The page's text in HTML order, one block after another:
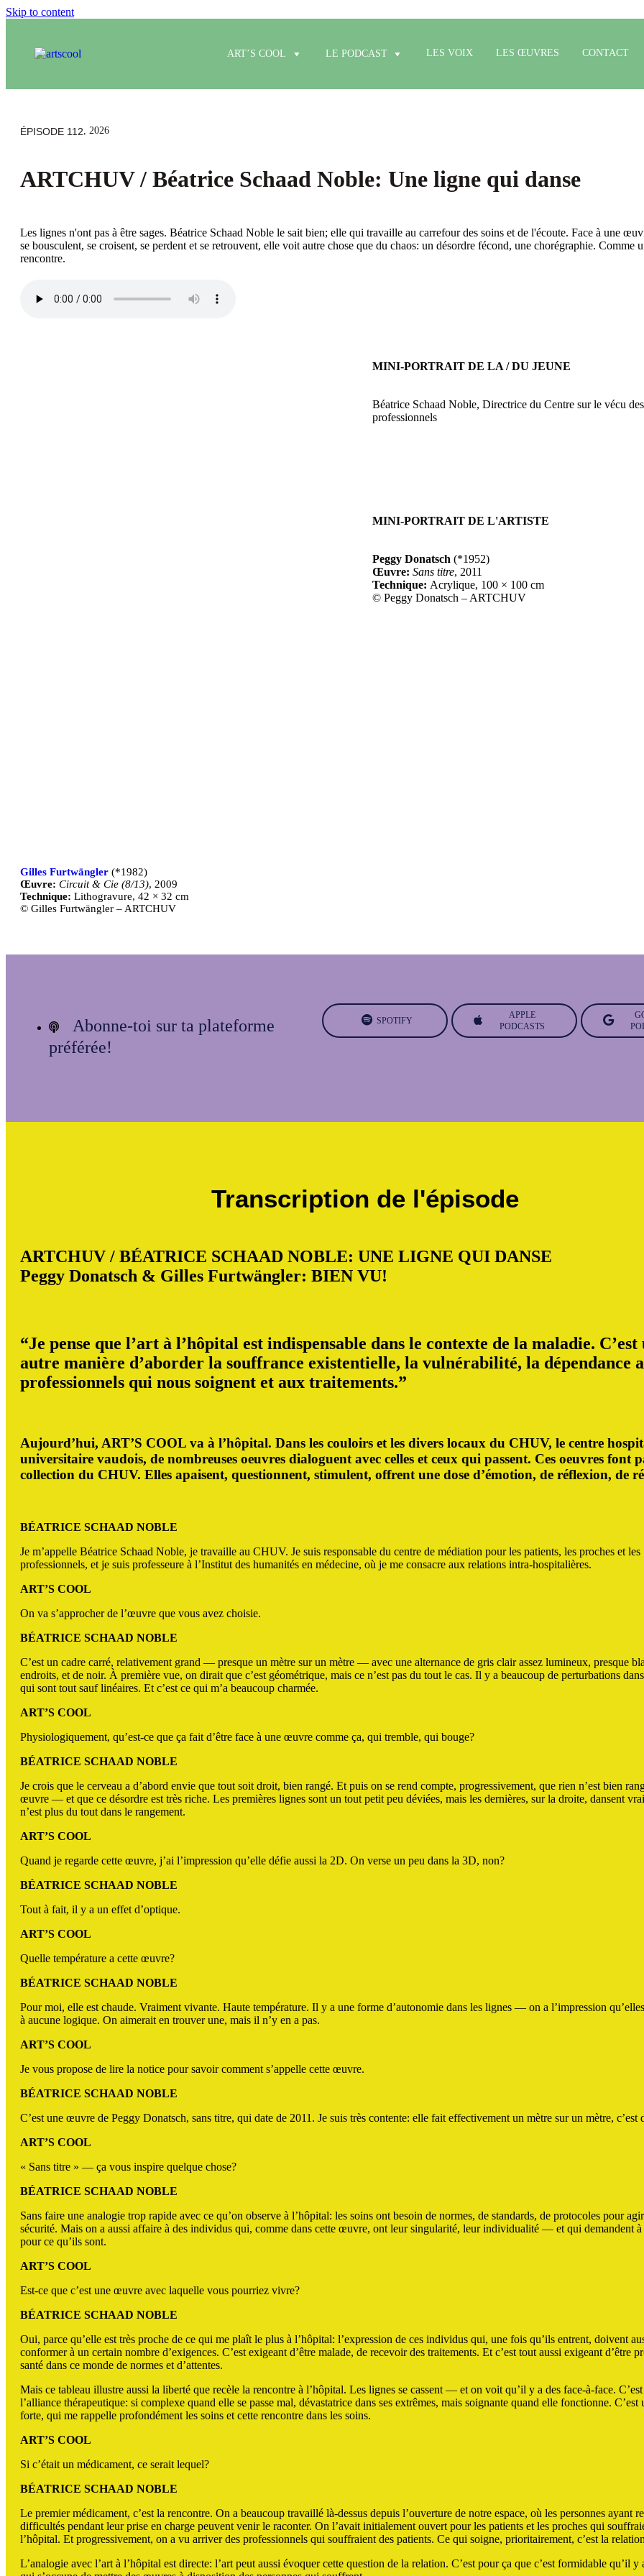
Skip to content
ART’S COOL LE PODCAST LES VOIX LES ŒUVRES CONTACT
ÉPISODE 112, 2026
ARTCHUV / Béatrice Schaad Noble: Une ligne qui danse
Les lignes n'ont pas à être sages. Béatrice Schaad Noble le sait bien; elle qui travaille au carrefour des soins et de l'écoute. Face à une
se bousculent, se croisent, se perdent et se retrouvent, elle voit autre chose que du chaos: un désordre fécond, une chorégraphie. Comme
rencontre.
MINI-PORTRAIT DE LA / DU JEUNE
Béatrice Schaad Noble, Directrice du Centre sur le vécu
professionnels
Gilles Furtwängler (*1982)
Œuvre: Circuit & Cie (8/13), 2009
Technique: Lithogravure, 42 × 32 cm
© Gilles Furtwängler – ARTCHUV
MINI-PORTRAIT DE L'ARTISTE
Peggy Donatsch (*1952)
Œuvre: Sans titre, 2011
Technique: Acrylique, 100 × 100 cm
© Peggy Donatsch – ARTCHUV
Abonne-toi sur ta plateforme
préférée!
SPOTIFY
APPLE
PODCASTS
Transcription de l'épisode
ARTCHUV / BÉATRICE SCHAAD NOBLE: UNE LIGNE QUI DANSE
Peggy Donatsch & Gilles Furtwängler: BIEN VU!
“Je pense que l’art à l’hôpital est indispensable dans le contexte de la maladie. C’est
autre manière d’aborder la souffrance existentielle, la vulnérabilité, la dépendance
professionnels qui nous soignent et aux traitements.”
Aujourd’hui, ART’S COOL va à l’hôpital. Dans les couloirs et les divers locaux du CHUV, le centre
universitaire vaudois, de nombreuses oeuvres dialoguent avec celles et ceux qui passent. Ces oeuvres font
collection du CHUV. Elles apaisent, questionnent, stimulent, offrent une dose d’émotion, de réflexion, de
BÉATRICE SCHAAD NOBLE
Je m’appelle Béatrice Schaad Noble, je travaille au CHUV. Je suis responsable du centre de médiation pour les patients, les proches et les
professionnels, et je suis professeure à l’Institut des humanités en médecine, où je me consacre aux relations intra-hospitalières.
ART’S COOL
On va s’approcher de l’œuvre que vous avez choisie.
BÉATRICE SCHAAD NOBLE
C’est un cadre carré, relativement grand — presque un mètre sur un mètre — avec une alternance de gris clair assez lumineux, presque
endroits, et de noir. À première vue, on dirait que c’est géométrique, mais ce n’est pas du tout le cas. Il y a beaucoup de perturbations
qui sont tout sauf linéaires. Et c’est ce qui m’a beaucoup charmée.
ART’S COOL
Physiologiquement, qu’est-ce que ça fait d’être face à une œuvre comme ça, qui tremble, qui bouge?
BÉATRICE SCHAAD NOBLE
Je crois que le cerveau a d’abord envie que tout soit droit, bien rangé. Et puis on se rend compte, progressivement, que rien n’est bien
œuvre — et que ce désordre est très riche. Les premières lignes sont un tout petit peu déviées, mais les dernières, sur la droite, dansent
n’est plus du tout dans le rangement.
ART’S COOL
Quand je regarde cette œuvre, j’ai l’impression qu’elle défie aussi la 2D. On verse un peu dans la 3D, non?
BÉATRICE SCHAAD NOBLE
Tout à fait, il y a un effet d’optique.
ART’S COOL
Quelle température a cette œuvre?
BÉATRICE SCHAAD NOBLE
Pour moi, elle est chaude. Vraiment vivante. Haute température. Il y a une forme d’autonomie dans les lignes — on a l’impression
à aucune logique. On aimerait en trouver une, mais il n’y en a pas.
ART’S COOL
Je vous propose de lire la notice pour savoir comment s’appelle cette œuvre.
BÉATRICE SCHAAD NOBLE
C’est une œuvre de Peggy Donatsch, sans titre, qui date de 2011. Je suis très contente: elle fait effectivement un mètre sur un mètre, c’est
ART’S COOL
« Sans titre » — ça vous inspire quelque chose?
BÉATRICE SCHAAD NOBLE
Sans faire une analogie trop rapide avec ce qu’on observe à l’hôpital: les soins ont besoin de normes, de standards, de protocoles pour
sécurité. Mais on a aussi affaire à des individus qui, comme dans cette œuvre, ont leur singularité, leur individualité — et qui demandent à
pour ce qu’ils sont.
ART’S COOL
Est-ce que c’est une œuvre avec laquelle vous pourriez vivre?
BÉATRICE SCHAAD NOBLE
Oui, parce qu’elle est très proche de ce qui me plaît le plus à l’hôpital: l’expression de ces individus qui, une fois qu’ils entrent, doivent
conformer à un certain nombre d’exigences. C’est exigeant d’être malade, de recevoir des traitements. Et c’est tout aussi exigeant d’être
santé dans ce monde de normes et d’attentes.
Mais ce tableau illustre aussi la liberté que recèle la rencontre à l’hôpital. Les lignes se cassent — et on voit qu’il y a des face-à-face.
l’alliance thérapeutique: si complexe quand elle se passe mal, dévastatrice dans ses extrêmes, mais soignante quand elle fonctionne.
forte, qui me rappelle profondément les soins et cette rencontre dans les soins.
ART’S COOL
Si c’était un médicament, ce serait lequel?
BÉATRICE SCHAAD NOBLE
Le premier médicament, c’est la rencontre. On a beaucoup travaillé là-dessus depuis l’ouverture de notre espace, où les personnes ayant
difficultés pendant leur prise en charge peuvent venir le raconter. On l’avait initialement ouvert pour les patients et les proches qui
l’hôpital. Et progressivement, on a vu arriver des professionnels qui souffraient des patients. Ce qui soigne, prioritairement, c’est la
L’analogie avec l’art à l’hôpital est directe: l’art peut aussi évoquer cette question de la relation. C’est pour ça que c’est formidable qu’il y